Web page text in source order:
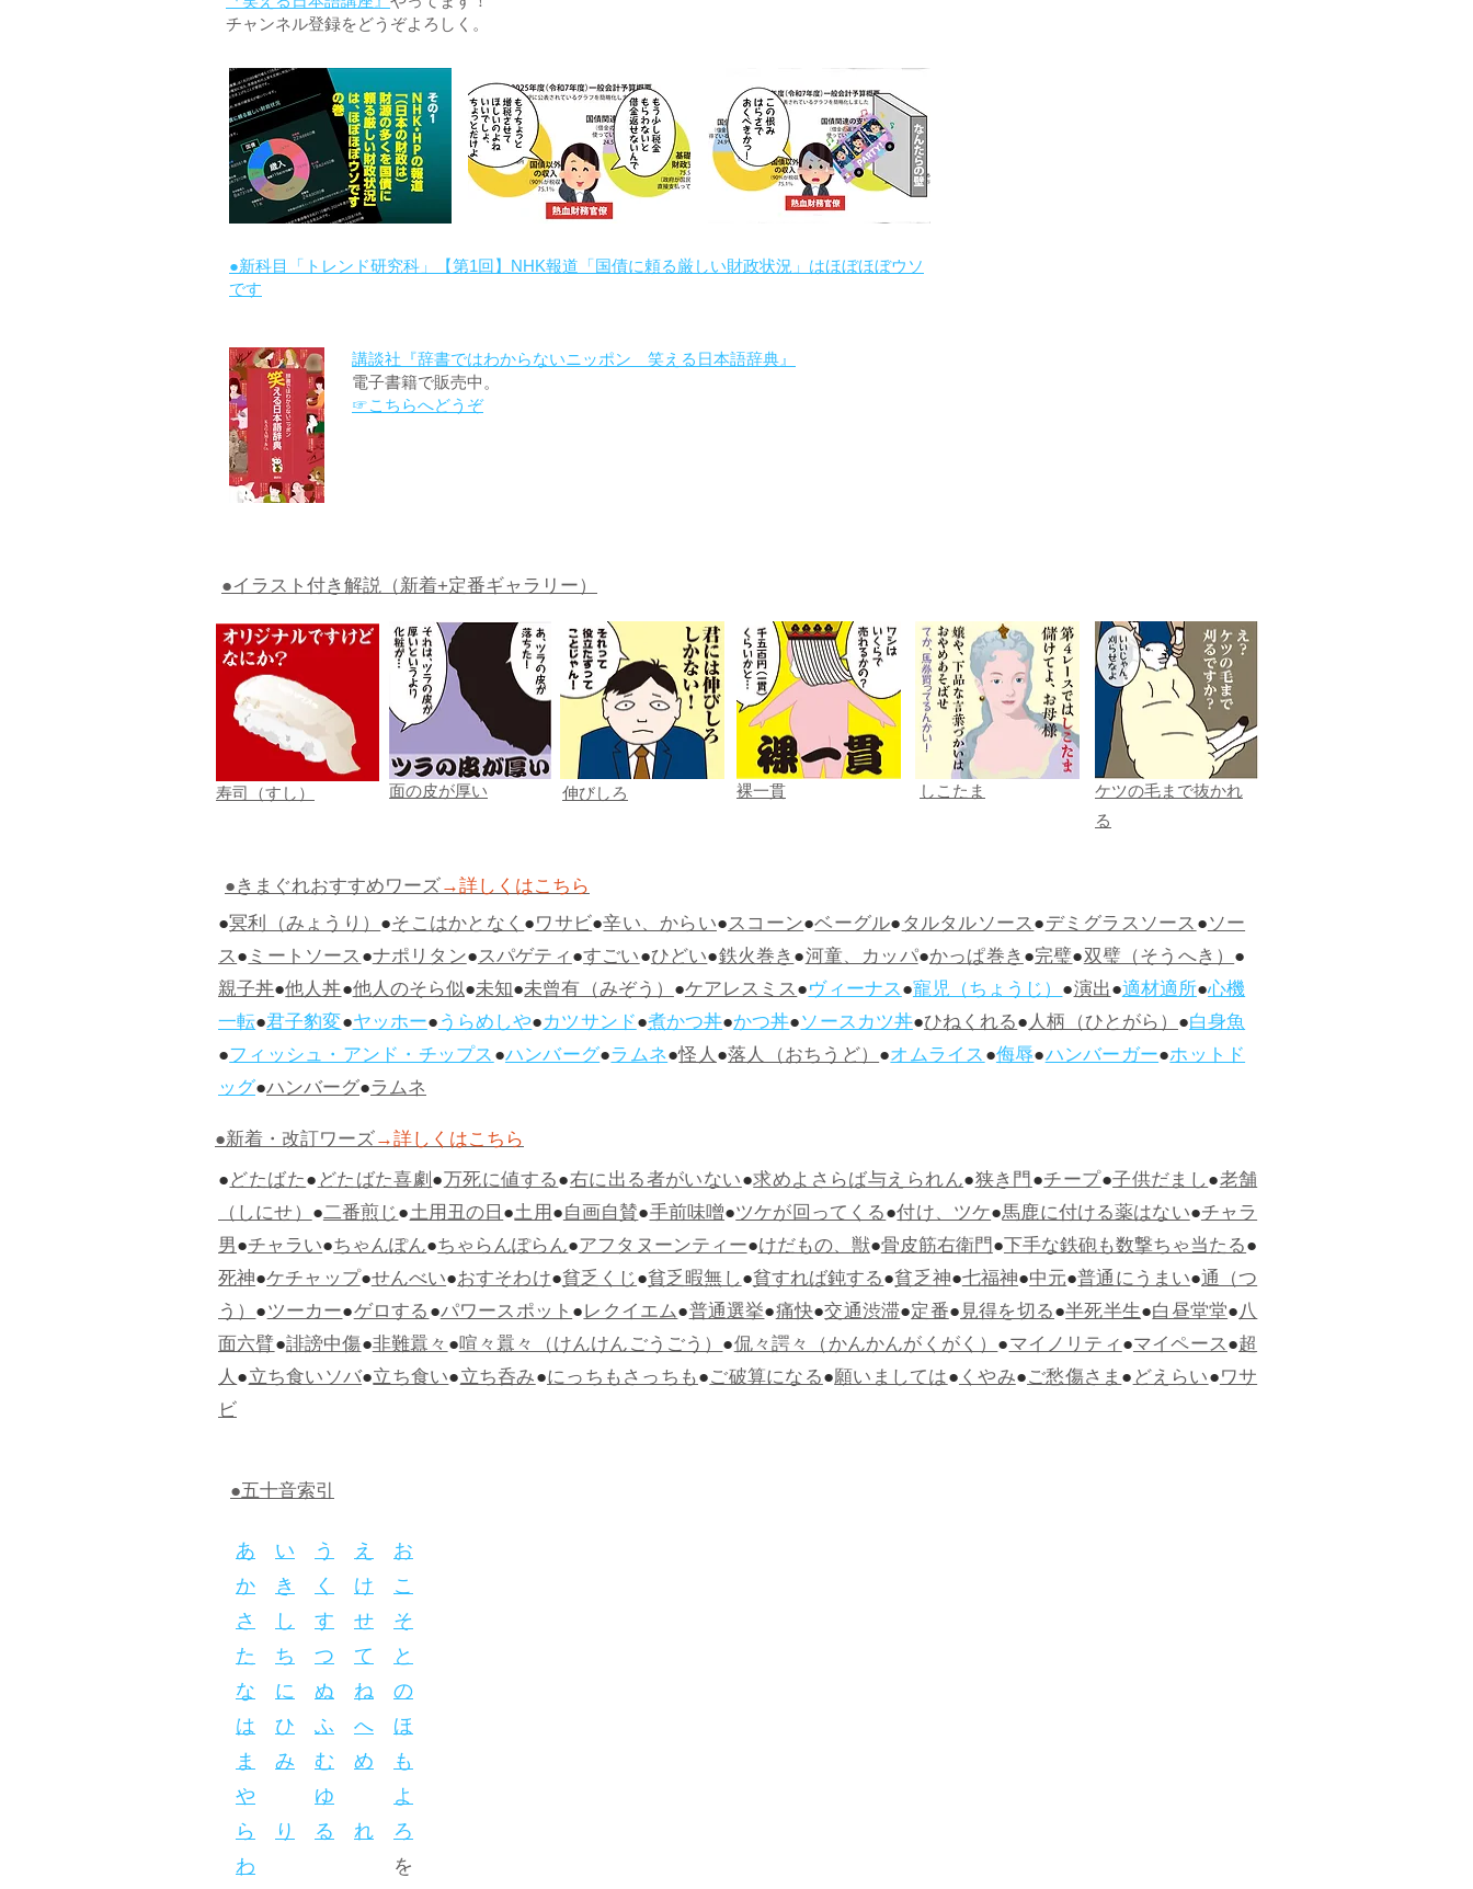
チャンネル登録をどうぞよろしく。
●新科目「トレンド研究科」【第1回】NHK報道「国債に頼る厳しい財政状況」はほぼほぼウソ
です
講談社『辞書ではわからないニッポン 笑える日本語辞典』
電子書籍で販売中。
☞こちらへどうぞ
●イラスト付き解説（新着+定番ギャラリー）
寿司（すし） 面の皮が厚い 伸びしろ 裸一貫 しこたま
ケツの毛まで抜かれ
る
●きまぐれおすすめワーズ→詳しくはこちら
●冥利（みょうり）●そこはかとなく●ワサビ●辛い、からい●スコーン●ベーグル●タルタルソース●デミグラスソース●ソー
ス●ミートソース●ナポリタン●スパゲティ●すごい●ひどい●鉄火巻き●河童、カッパ●かっぱ巻き●完璧●双璧（そうへき）●
親子丼●他人丼●他人のそら似●未知●未曾有（みぞう）●ケアレスミス●ヴィーナス●寵児（ちょうじ）●演出●適材適所●心機
一転●君子豹変●ヤッホー●うらめしや●カツサンド●煮かつ丼●かつ丼●ソースカツ丼●ひねくれる●人柄（ひとがら）●白身魚
●フィッシュ・アンド・チップス●ハンバーグ●ラムネ●怪人●落人（おちうど）●オムライス●侮辱●ハンバーガー●ホットド
ッグ●ハンバーグ●ラムネ
●新着・改訂ワーズ→詳しくはこちら
●どたばた●どたばた喜劇●万死に値する●右に出る者がいない●求めよさらば与えられん●狭き門●チープ●子供だまし●老舗
（しにせ）●二番煎じ●土用丑の日●土用●自画自賛●手前味噌●ツケが回ってくる●付け、ツケ●馬鹿に付ける薬はない●チャラ
男●チャラい●ちゃんぽん●ちゃらんぽらん●アフタヌーンティー●けだもの、獣●骨皮筋右衛門●下手な鉄砲も数撃ちゃ当たる●
死神●ケチャップ●せんべい●おすそわけ●貧乏くじ●貧乏暇無し●貧すれば鈍する●貧乏神●七福神●中元●普通にうまい●通（つ
う）●ツーカー●ゲロする●パワースポット●レクイエム●普通選挙●痛快●交通渋滞●定番●見得を切る●半死半生●白昼堂堂●八
面六臂●誹謗中傷●非難囂々●喧々囂々（けんけんごうごう）●侃々諤々（かんかんがくがく）●マイノリティ●マイペース●超
人●立ち食いソバ●立ち食い●立ち呑み●にっちもさっちも●ご破算になる●願いましては●くやみ●ご愁傷さま●どえらい●ワサ
ビ
●五十音索引
あ い う え お
か き く け こ
さ し す せ そ
た ち つ て と
な に ぬ ね の
は ひ ふ へ ほ
ま み む め も
や
ゆ
よ
ら り る れ ろ
わ を